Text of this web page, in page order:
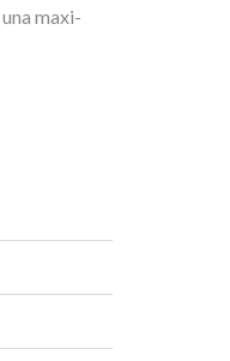
maxi-